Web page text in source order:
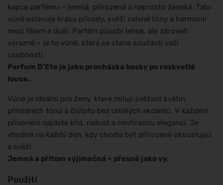
kapce parfému – jemná, přirozená a naprosto ženská. Tato
vůně oslavuje krásu přírody, svěží zelené tóny a harmonii
mezi tělem a duší. Parfém působí lehce, ale zároveň
výrazně – je to vůně, která se stane součástí vaší
osobnosti.
Parfum D’Ete je jako procházka bosky po rozkvetlé
louce.
Vůně je ideální pro ženy, které milují svěžest květin,
přírodních tónů a čistotu bez umělých akcentů. V každém
přivonění najdete klid, radost a nevtíravou eleganci. Je
vhodná na každý den, kdy chcete být přirozeně okouzlující
a svěží.
Jemná a přitom výjimečná – přesně jako vy.
Použití